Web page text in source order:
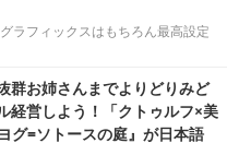
ラフィックスはもちろん最高設定
群お姉さんまでよりどりみど
経営しよう！「クトゥルフ×美
グ=ソトースの庭』が日本語